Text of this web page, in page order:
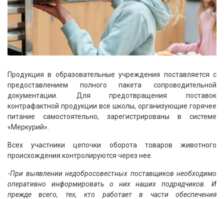
Продукция в образовательные учреждения поставляется с
предоставлением полного пакета сопроводительной
документации. Для предотвращения поставок
контрафактной продукции все школы, организующие горячее
питание самостоятельно, зарегистрированы в системе
«Меркурий».
Всех участники цепочки оборота товаров животного
происхождения контролируются через нее.
-При выявлении недобросовестных поставщиков необходимо
оперативно информировать о них наших подрядчиков. И
прежде всего, тех, кто работает в части обеспечения